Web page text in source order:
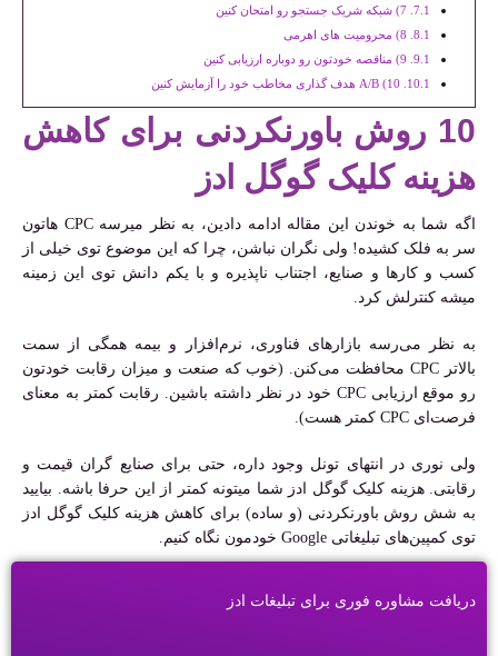
7) شبکه شریک جستجو رو امتحان کنین
8) محرومیت های اهرمی
9) مناقصه خودتون رو دوباره ارزیابی کنین
10) A/B هدف گذاری مخاطب خود را آزمایش کنین
10 روش باورنکردنی برای کاهش
هزینه کلیک گوگل ادز
اگه شما به خوندن این مقاله ادامه دادین، به نظر میرسه CPC هاتون
سر به فلک کشیده! ولی نگران نباشن، چرا که این موضوع توی خیلی از
کسب و کارها و صنایع، اجتناب ناپذیره و با یکم دانش توی این زمینه
میشه کنترلش کرد.
به نظر می‌رسه بازارهای فناوری، نرم‌افزار و بیمه همگی از سمت
بالاتر CPC محافظت می‌کنن. (خوب که صنعت و میزان رقابت خودتون
رو موقع ارزیابی CPC خود در نظر داشته باشین. رقابت کمتر به معنای
فرصت‌ای CPC کمتر هست).
ولی نوری در انتهای تونل وجود داره، حتی برای صنایع گران قیمت و
رقابتی. هزینه کلیک گوگل ادز شما میتونه کمتر از این حرفا باشه. بیایید
به شش روش باورنکردنی (و ساده) برای کاهش هزینه کلیک گوگل ادز
توی کمپین‌های تبلیغاتی Google خودمون نگاه کنیم.
دریافت مشاوره فوری برای تبلیغات ادز